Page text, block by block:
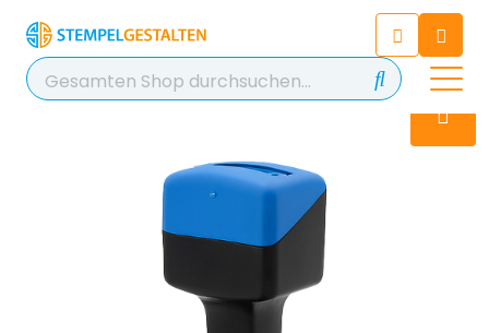
Chatten Sie 24/7 mit unserem
hilfreichen Chatbot
Kontakt
+49 2038 0480 403